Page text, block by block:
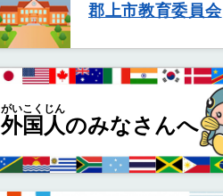
郡上市教育委員会
外国人
がいこくじん
のみなさんへ